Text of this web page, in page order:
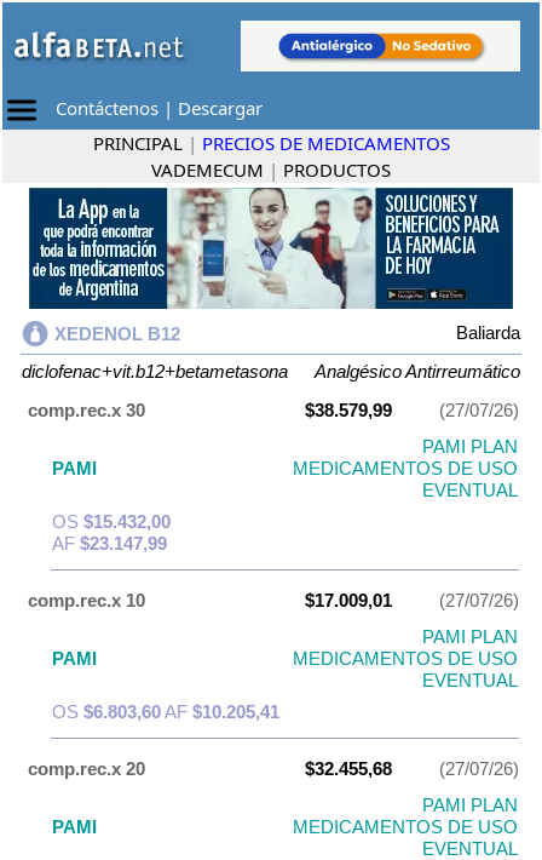
Contáctenos | Descargar
PRINCIPAL | PRECIOS DE MEDICAMENTOS
VADEMECUM | PRODUCTOS
XEDENOL B12
Baliarda
diclofenac+vit.b12+betametasona
Analgésico Antirreumático
comp.rec.x 30
$38.579,99 (27/07/26)
PAMI
PAMI PLAN
MEDICAMENTOS DE USO
EVENTUAL
OS $15.432,00
AF $23.147,99
comp.rec.x 10 $17.009,01 (27/07/26)
PAMI
PAMI PLAN
MEDICAMENTOS DE USO
EVENTUAL
OS $6.803,60AF $10.205,41
comp.rec.x 20 $32.455,68 (27/07/26)
PAMI
PAMI PLAN
MEDICAMENTOS DE USO
EVENTUAL